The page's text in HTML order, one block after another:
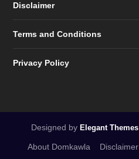
Disclaimer
Terms and Conditions
Privacy Policy
Designed by Elegant Themes
About Domkawla Disclaimer